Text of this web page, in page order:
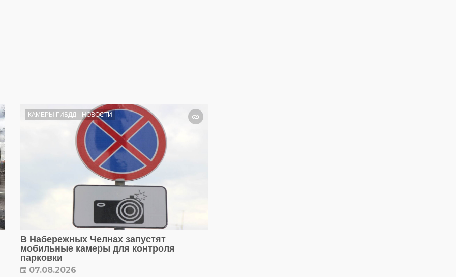
КАМЕРЫ ГИБДД НОВОСТИ
В Набережных Челнах запустят
мобильные камеры для контроля
парковки
07.08.2026